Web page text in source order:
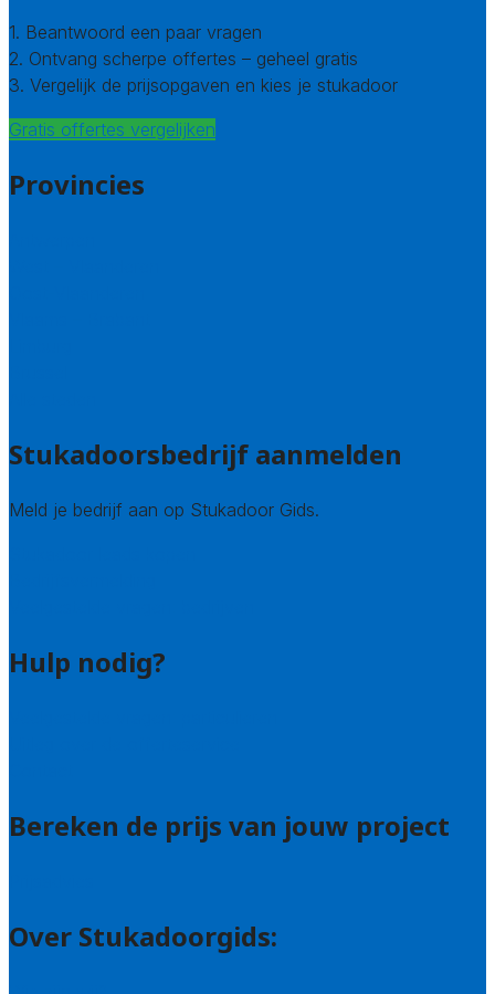
1. Beantwoord een paar vragen
2. Ontvang scherpe offertes – geheel gratis
3. Vergelijk de prijsopgaven en kies je stukadoor
Gratis offertes vergelijken
Provincies
Stukadoorsbedrijf aanmelden
Meld je bedrijf aan op Stukadoor Gids.
Hulp nodig?
Bereken de prijs van jouw project
Over Stukadoorgids: